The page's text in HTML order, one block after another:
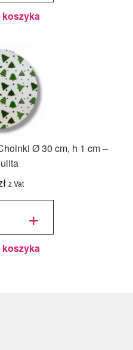
koszyka
Ø 30 cm, h 1 cm –
z Vat
+
koszyka